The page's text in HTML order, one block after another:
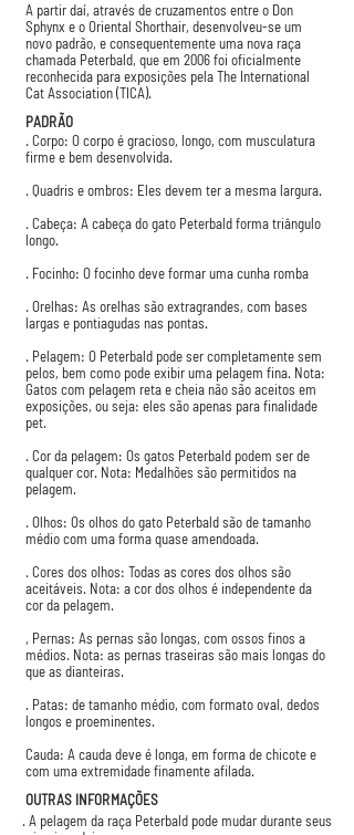
A partir daí, através de cruzamentos entre o Don
Sphynx e o Oriental Shorthair, desenvolveu-se um
novo padrão, e consequentemente uma nova raça
chamada Peterbald, que em 2006 foi oficialmente
reconhecida para exposições pela The International
Cat Association (TICA).
PADRÃO
. Corpo: O corpo é gracioso, longo, com musculatura
firme e bem desenvolvida.
. Quadris e ombros: Eles devem ter a mesma largura.
. Cabeça: A cabeça do gato Peterbald forma triângulo
longo.
. Focinho: O focinho deve formar uma cunha romba
. Orelhas: As orelhas são extragrandes, com bases
largas e pontiagudas nas pontas.
. Pelagem: O Peterbald pode ser completamente sem
pelos, bem como pode exibir uma pelagem fina. Nota:
Gatos com pelagem reta e cheia não são aceitos em
exposições, ou seja: eles são apenas para finalidade
pet.
. Cor da pelagem: Os gatos Peterbald podem ser de
qualquer cor. Nota: Medalhões são permitidos na
pelagem.
. Olhos: Os olhos do gato Peterbald são de tamanho
médio com uma forma quase amendoada.
. Cores dos olhos: Todas as cores dos olhos são
aceitáveis. Nota: a cor dos olhos é independente da
cor da pelagem.
, Pernas: As pernas são longas, com ossos finos a
médios. Nota: as pernas traseiras são mais longas do
que as dianteiras.
. Patas: de tamanho médio, com formato oval, dedos
longos e proeminentes.
Cauda: A cauda deve é longa, em forma de chicote e
com uma extremidade finamente afilada.
OUTRAS INFORMAÇÕES
. A pelagem da raça Peterbald pode mudar durante seus